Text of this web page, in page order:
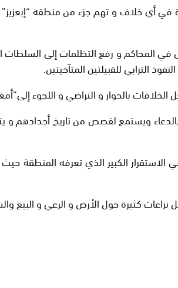
أي خلاف و تهم جزء من منطقة “إبعزيز”
المحاكم و رفع التظلمات إلى
الترابي للقبيلتين المتآخيتين.
بالحوار و التراضي و اللجوء
ويستمع لقصص من تاريخ أجدادهم و
الاستقرار الكبير الذي تعرفه
كثيرة حول الأرض و الرعي و البيع